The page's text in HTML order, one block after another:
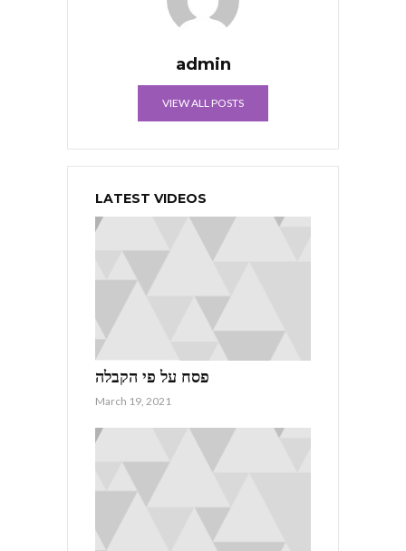
admin
VIEW ALL POSTS
LATEST VIDEOS
פסח על פי הקבלה
March 19, 2021